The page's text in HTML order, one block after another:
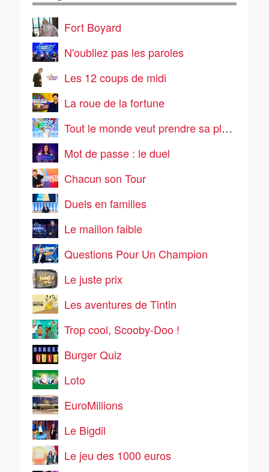
Fort Boyard
N'oubliez pas les paroles
Les 12 coups de midi
La roue de la fortune
Tout le monde veut prendre sa place
Mot de passe : le duel
Chacun son Tour
Duels en familles
Le maillon faible
Questions Pour Un Champion
Le juste prix
Les aventures de Tintin
Trop cool, Scooby-Doo !
Burger Quiz
Loto
EuroMillions
Le Bigdil
Le jeu des 1000 euros